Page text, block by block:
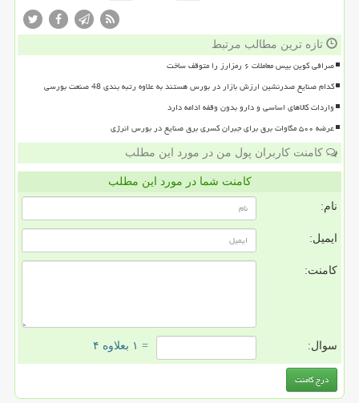
تازه ترین مطالب مرتبط
صرافی کوین بیس معاملات ۶ رمزارز را متوقف ساخت
کدام صنایع صدرنشین ارزش بازار در بورس هستند به علاوه رتبه بندی 48 صنعت بورسی
واردات کالاهای اساسی و دارو بدون وقفه ادامه دارد
عرضه ۵۰۰ مگاوات برق برای جبران کسری برق صنایع در بورس انرژی
کامنت کاربران پول من در مورد این مطلب
کامنت شما در مورد این مطلب
نام:
ایمیل:
کامنت:
سوال: = ۱ بعلاوه ۴